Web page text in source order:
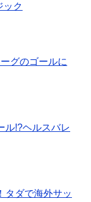
ック
グのゴールに
ル!?ヘルスバレ
タダで海外サッ